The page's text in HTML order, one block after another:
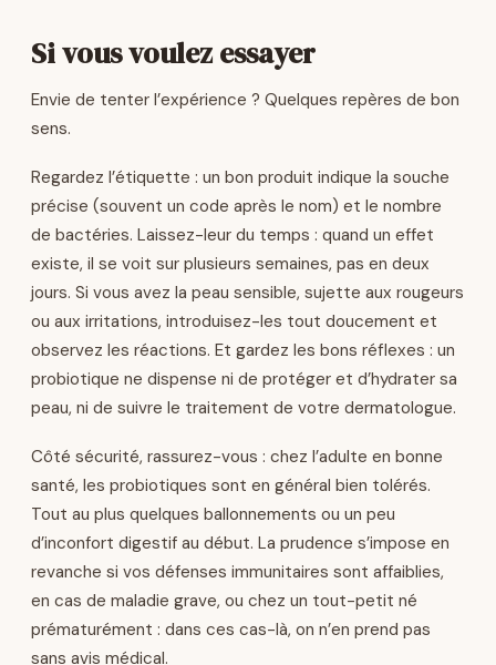
Si vous voulez essayer
Envie de tenter l’expérience ? Quelques repères de bon
sens.
Regardez l’étiquette : un bon produit indique la souche
précise (souvent un code après le nom) et le nombre
de bactéries. Laissez-leur du temps : quand un effet
existe, il se voit sur plusieurs semaines, pas en deux
jours. Si vous avez la peau sensible, sujette aux rougeurs
ou aux irritations, introduisez-les tout doucement et
observez les réactions. Et gardez les bons réflexes : un
probiotique ne dispense ni de protéger et d’hydrater sa
peau, ni de suivre le traitement de votre dermatologue.
Côté sécurité, rassurez-vous : chez l’adulte en bonne
santé, les probiotiques sont en général bien tolérés.
Tout au plus quelques ballonnements ou un peu
d’inconfort digestif au début. La prudence s’impose en
revanche si vos défenses immunitaires sont affaiblies,
en cas de maladie grave, ou chez un tout-petit né
prématurément : dans ces cas-là, on n’en prend pas
sans avis médical.